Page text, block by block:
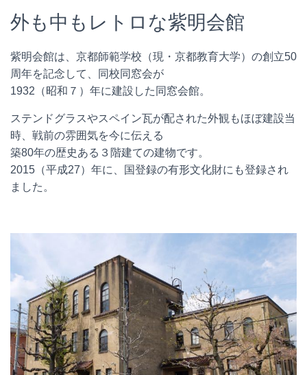
外も中もレトロな紫明会館
紫明会館は、京都師範学校（現・京都教育大学）の創立50
周年を記念して、同校同窓会が
1932（昭和７）年に建設した同窓会館。
ステンドグラスやスペイン瓦が配された外観もほぼ建設当
時、戦前の雰囲気を今に伝える
築80年の歴史ある３階建ての建物です。
2015（平成27）年に、国登録の有形文化財にも登録され
ました。